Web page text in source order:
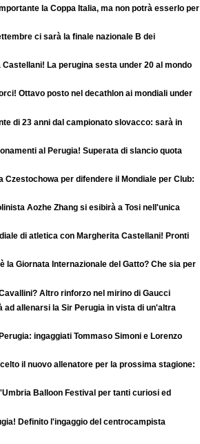
la Coppa Italia, ma non potrà esserlo per
ci sarà la finale nazionale B dei
La perugina sesta under 20 al mondo
Ottavo posto nel decathlon ai mondiali under
di 23 anni dal campionato slovacco: sarà in
al Perugia! Superata di slancio quota
Czestochowa per difendere il Mondiale per Club:
Aozhe Zhang si esibirà a Tosi nell'unica
di atletica con Margherita Castellani! Pronti
la Giornata Internazionale del Gatto? Che sia per
Altro rinforzo nel mirino di Gaucci
ad allenarsi la Sir Perugia in vista di un'altra
ingaggiati Tommaso Simoni e Lorenzo
il nuovo allenatore per la prossima stagione:
Balloon Festival per tanti curiosi ed
Definito l'ingaggio del centrocampista